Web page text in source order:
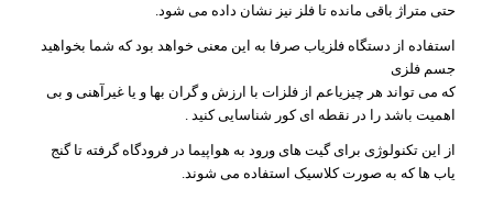
حتی متراژ باقی مانده تا فلز نیز نشان داده می شود.
استفاده از دستگاه فلزیاب صرفا به این معنی خواهد بود که شما بخواهید
جسم فلزی
که می تواند هر چیزیاعم از فلزات با ارزش و گران بها و یا غیرآهنی و بی
اهمیت باشد را در نقطه ای کور شناسایی کنید .
از این تکنولوژی برای گیت های ورود به هواپیما در فرودگاه گرفته تا گنج
یاب ها که به صورت کلاسیک استفاده می شوند.